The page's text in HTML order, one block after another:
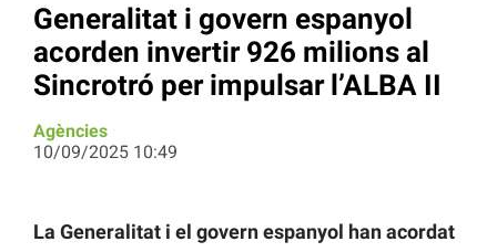
Generalitat i govern espanyol
acorden invertir 926 milions al
Sincrotró per impulsar l’ALBA II
Agències
10/09/2025 10:49
La Generalitat i el govern espanyol han acordat